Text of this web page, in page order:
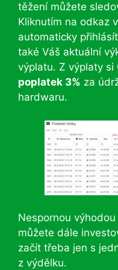
těžení můžete
Kliknutím na odkaz
automaticky
také Váš aktuální
výplatu. Z výplaty si
poplatek 3% za
hardwaru.
Nespornou
můžete dále
začít třeba jen s
z výdělku.